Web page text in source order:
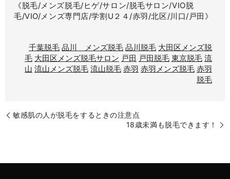
《脱毛/メンズ脱毛/ヒゲ/サロン/脱毛サロン/VIO脱
毛/VIO/メンズ専門店/学割U２４/赤羽/北区/川口/戸田》
千葉脱毛 品川 メンズ脱毛 品川脱毛 大田区メンズ脱
毛 大田区メンズ脱毛サロン 戸田 戸田脱毛 東京脱毛 流
山 流山メンズ脱毛 流山脱毛 赤羽 赤羽メンズ脱毛 赤羽
脱毛
敏感肌の人が脱毛をするときの注意点
18歳未満も脱毛できます！